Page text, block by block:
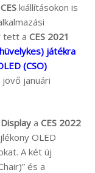
CES kiállításokon is
tett a CES 2021
játékra
(CSO)
januári
a CES 2022
OLED
A két új
és a